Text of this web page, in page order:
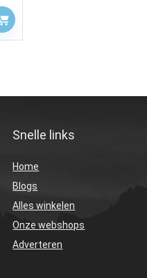
Snelle links
Home
Blogs
Alles winkelen
Onze webshops
Adverteren